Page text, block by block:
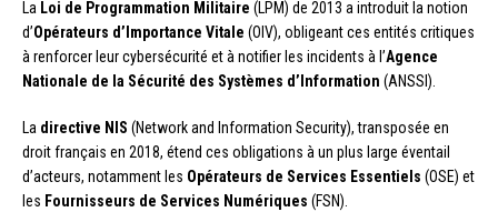
La Loi de Programmation Militaire (LPM) de 2013 a introduit la notion
d’Opérateurs d’Importance Vitale (OIV), obligeant ces entités critiques
à renforcer leur cybersécurité et à notifier les incidents à l’Agence
Nationale de la Sécurité des Systèmes d’Information (ANSSI).
La directive NIS (Network and Information Security), transposée en
droit français en 2018, étend ces obligations à un plus large éventail
d’acteurs, notamment les Opérateurs de Services Essentiels (OSE) et
les Fournisseurs de Services Numériques (FSN).